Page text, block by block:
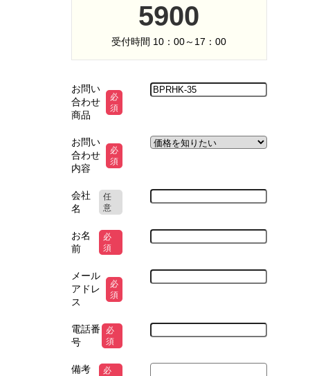
5900
受付時間 10：00～17：00
お問い
合わせ
商品
必
須
お問い
合わせ
内容
必
須
会社
名
任
意
お名
前
必
須
メール
アドレ
ス
必
須
電話番
号
必
須
備考
必